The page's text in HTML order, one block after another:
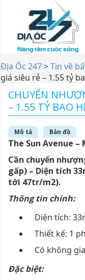
Địa Ốc 247>Tin về
giá siêu rẻ – 1.55 tỷ
CHUYỂN
– 1.55 TỶ BAO
Mô tả Bản đồ
The Sun Avenue –
Cần chuyển
gấp) – Diện tích
tới 47tr/m2).
Thông tin chính:
Diện tích:
Thiết kế: 1
Có không
Đặc biệt: